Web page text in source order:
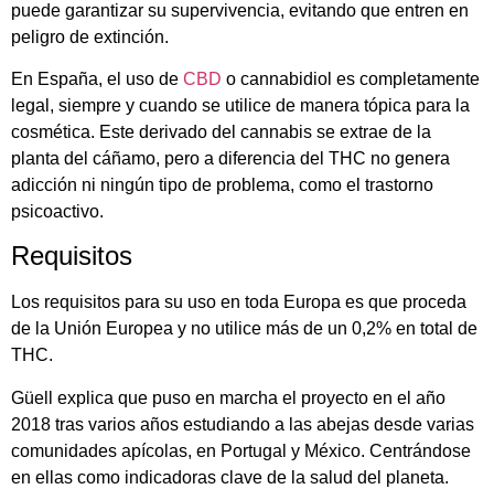
puede garantizar su supervivencia, evitando que entren en
peligro de extinción.
En España, el uso de CBD o cannabidiol es completamente
legal, siempre y cuando se utilice de manera tópica para la
cosmética. Este derivado del cannabis se extrae de la
planta del cáñamo, pero a diferencia del THC no genera
adicción ni ningún tipo de problema, como el trastorno
psicoactivo.
Requisitos
Los requisitos para su uso en toda Europa es que proceda
de la Unión Europea y no utilice más de un 0,2% en total de
THC.
Güell explica que puso en marcha el proyecto en el año
2018 tras varios años estudiando a las abejas desde varias
comunidades apícolas, en Portugal y México. Centrándose
en ellas como indicadoras clave de la salud del planeta.